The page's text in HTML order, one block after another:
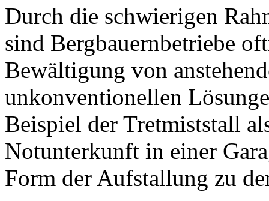
Durch die schwierigen
sind Bergbauernbetriebe
Bewältigung von
unkonventionellen
Beispiel der Tretmiststall
Notunterkunft in einer
Form der Aufstallung zu